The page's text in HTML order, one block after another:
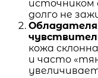
источником
долго не
кожа
и часто